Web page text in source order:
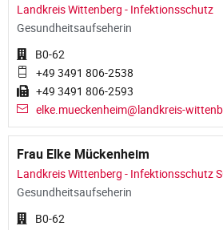
Landkreis Wittenberg - Infektionsschutz
Gesundheitsaufseherin
B0-62
+49 3491 806-2538
+49 3491 806-2593
elke.mueckenheim@landkreis-
Frau Elke Mückenheim
Landkreis Wittenberg - Infektionsschutz
Gesundheitsaufseherin
B0-62